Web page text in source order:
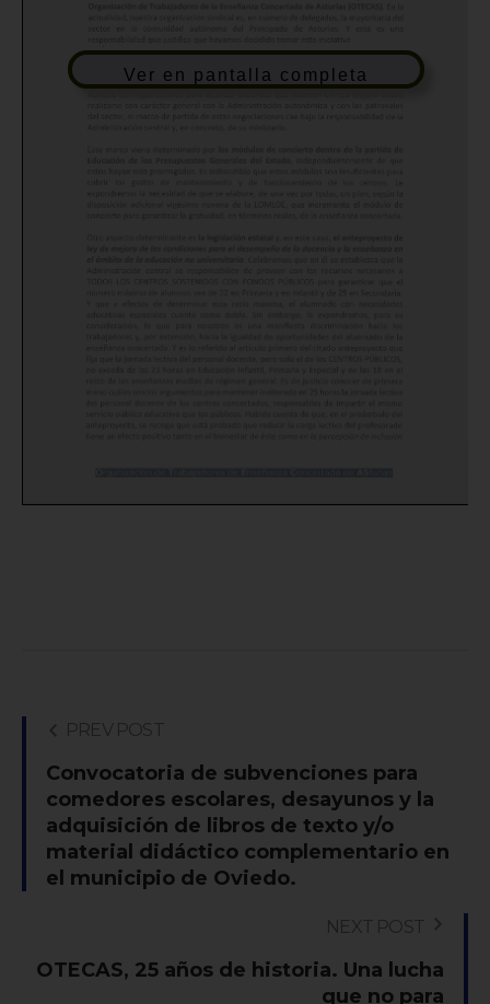
Ver en pantalla completa
PREV POST
Convocatoria de subvenciones para
comedores escolares, desayunos y la
adquisición de libros de texto y/o
material didáctico complementario en
el municipio de Oviedo.
NEXT POST
OTECAS, 25 años de historia. Una lucha
que no para